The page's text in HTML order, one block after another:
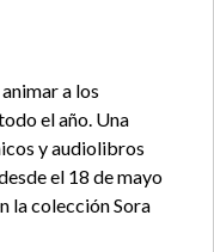
a los
el año. Una
y audiolibros
el 18 de mayo
la colección Sora